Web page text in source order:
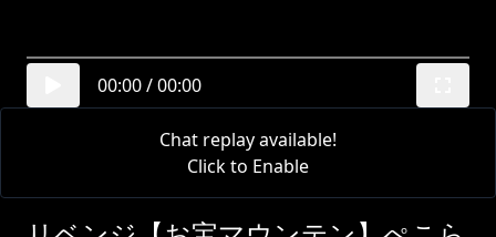
00:00/00:00
Chat replay available!
Click to Enable